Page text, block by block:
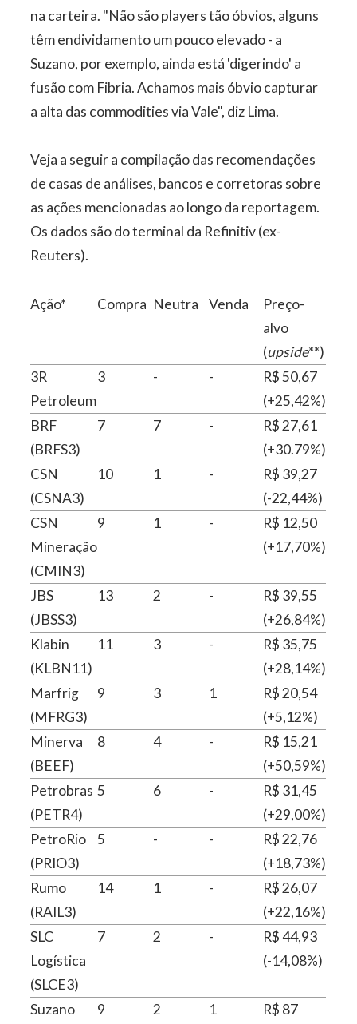
na carteira. "Não são players tão óbvios, alguns
têm endividamento um pouco elevado - a
Suzano, por exemplo, ainda está 'digerindo' a
fusão com Fibria. Achamos mais óbvio capturar
a alta das commodities via Vale", diz Lima.
Veja a seguir a compilação das recomendações
de casas de análises, bancos e corretoras sobre
as ações mencionadas ao longo da reportagem.
Os dados são do terminal da Refinitiv (ex-
Reuters).
Ação* Compra Neutra Venda
Preço-
alvo
(upside**)
3R
Petroleum
3 - -
R$ 50,67
(+25,42%)
BRF
(BRFS3)
7 7 -
R$ 27,61
(+30.79%)
CSN
(CSNA3)
10 1 -
R$ 39,27
(-22,44%)
CSN
Mineração
(CMIN3)
9 1 -
R$ 12,50
(+17,70%)
JBS
(JBSS3)
13 2 -
R$ 39,55
(+26,84%)
Klabin
(KLBN11)
11 3 -
R$ 35,75
(+28,14%)
Marfrig
(MFRG3)
9 3 1
R$ 20,54
(+5,12%)
Minerva
(BEEF)
8 4 -
R$ 15,21
(+50,59%)
Petrobras
(PETR4)
5 6 -
R$ 31,45
(+29,00%)
PetroRio
(PRIO3)
5 - -
R$ 22,76
(+18,73%)
Rumo
(RAIL3)
14 1 -
R$ 26,07
(+22,16%)
SLC
Logística
(SLCE3)
7 2 -
R$ 44,93
(-14,08%)
Suzano
9 2 1
R$ 87